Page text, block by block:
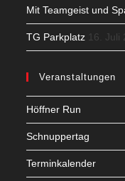
Mit Teamgeist und
TG Parkplatz 16. Juli
Veranstaltungen
Höffner Run
Schnuppertag
Terminkalender